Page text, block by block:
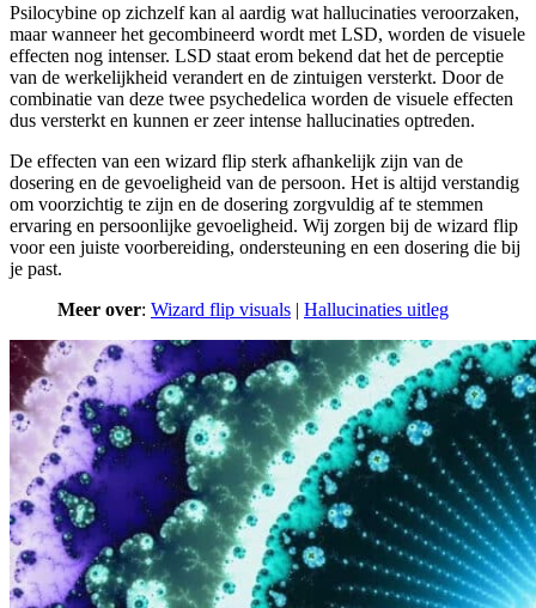
Psilocybine op zichzelf kan al aardig wat hallucinaties veroorzaken,
maar wanneer het gecombineerd wordt met LSD, worden de visuele
effecten nog intenser. LSD staat erom bekend dat het de perceptie
van de werkelijkheid verandert en de zintuigen versterkt. Door de
combinatie van deze twee psychedelica worden de visuele effecten
dus versterkt en kunnen er zeer intense hallucinaties optreden.
De effecten van een wizard flip sterk afhankelijk zijn van de
dosering en de gevoeligheid van de persoon. Het is altijd verstandig
om voorzichtig te zijn en de dosering zorgvuldig af te stemmen
ervaring en persoonlijke gevoeligheid. Wij zorgen bij de wizard flip
voor een juiste voorbereiding, ondersteuning en een dosering die bij
je past.
Meer over: Wizard flip visuals | Hallucinaties uitleg